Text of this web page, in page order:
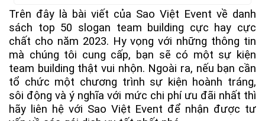
Trên đây là bài viết của Sao Việt Event về danh
sách top 50 slogan team building cực hay cực
chất cho năm 2023. Hy vọng với những thông tin
mà chúng tôi cung cấp, bạn sẽ có một sự kiện
team building thật vui nhộn. Ngoài ra, nếu bạn cần
tổ chức một chương trình sự kiện hoành tráng,
sôi động và ý nghĩa với mức chi phí ưu đãi nhất thì
hãy liên hệ với Sao Việt Event để nhận được tư